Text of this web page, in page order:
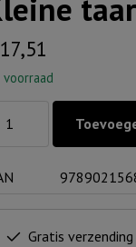
voorraad
Gratis